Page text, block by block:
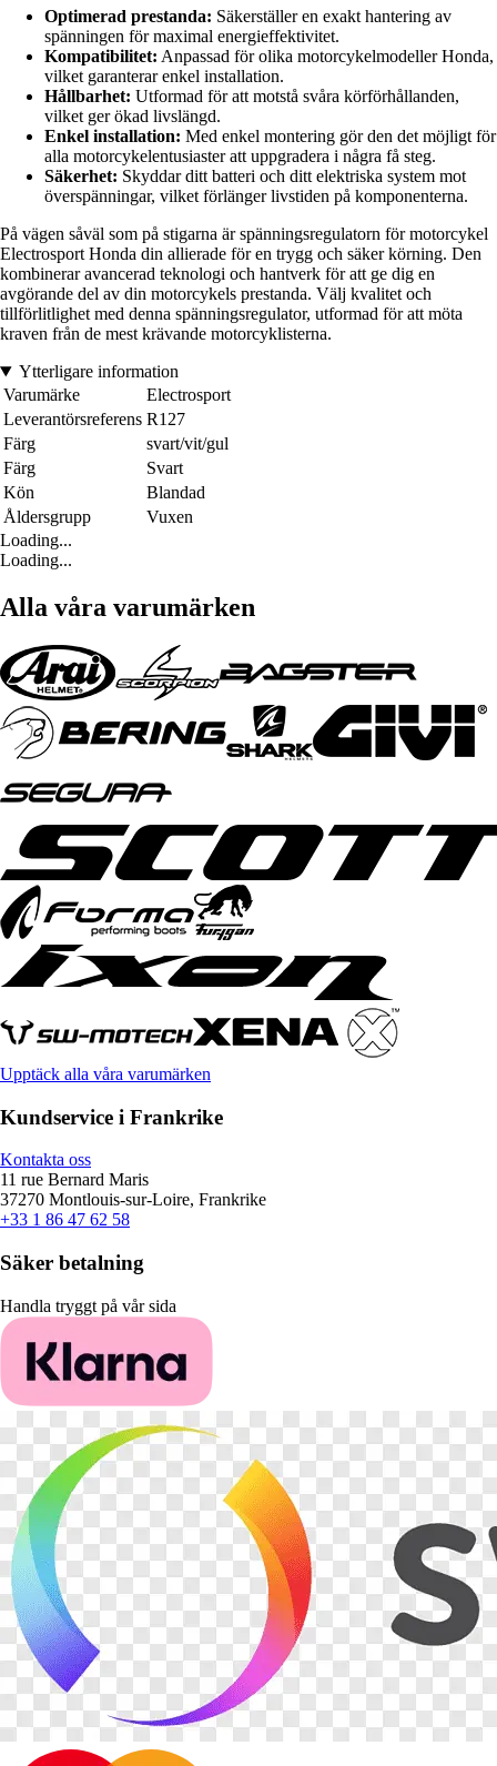
Optimerad prestanda: Säkerställer en exakt hantering av
spänningen för maximal energieffektivitet.
Kompatibilitet: Anpassad för olika motorcykelmodeller Honda,
vilket garanterar enkel installation.
Hållbarhet: Utformad för att motstå svåra körförhållanden,
vilket ger ökad livslängd.
Enkel installation: Med enkel montering gör den det möjligt för
alla motorcykelentusiaster att uppgradera i några få steg.
Säkerhet: Skyddar ditt batteri och ditt elektriska system mot
överspänningar, vilket förlänger livstiden på komponenterna.
På vägen såväl som på stigarna är spänningsregulatorn för motorcykel
Electrosport Honda din allierade för en trygg och säker körning. Den
kombinerar avancerad teknologi och hantverk för att ge dig en
avgörande del av din motorcykels prestanda. Välj kvalitet och
tillförlitlighet med denna spänningsregulator, utformad för att möta
kraven från de mest krävande motorcyklisterna.
Ytterligare information
Varumärke
Electrosport
Leverantörsreferens R127
Färg
svart/vit/gul
Färg
Svart
Kön
Blandad
Åldersgrupp
Vuxen
Loading...
Loading...
Alla våra varumärken
Upptäck alla våra varumärken
Kundservice i Frankrike
Kontakta oss
11 rue Bernard Maris
37270 Montlouis-sur-Loire, Frankrike
+33 1 86 47 62 58
Säker betalning
Handla tryggt på vår sida